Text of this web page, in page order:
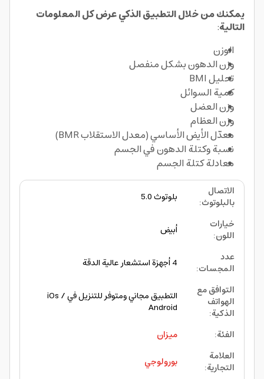
يمكنك من خلال التطبيق الذكي عرض كل المعلومات
التالية:
الوزن
وزن الدهون بشكل منفصل
تحليل BMI
كمية السوائل
وزن العضل
وزن العظام
معدّل الأيض الأساسي (معدل الاستقلاب BMR)
نسبة وكتلة الدهون في الجسم
معادلة كتلة الجسم
الاتصال
بالبلوتوث:
بلوتوث 5.0
خيارات
اللون:
أبيض
عدد
المجسات:
4 أجهزة استشعار عالية الدقة
التوافق مع
الهواتف
الذكية:
التطبيق مجاني ومتوفر للتنزيل في iOs /
Android
الفئة:
ميزان
العلامة
التجارية: بورولوجي